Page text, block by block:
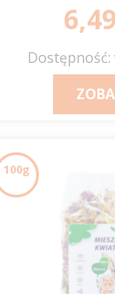
Dostępność:
100g